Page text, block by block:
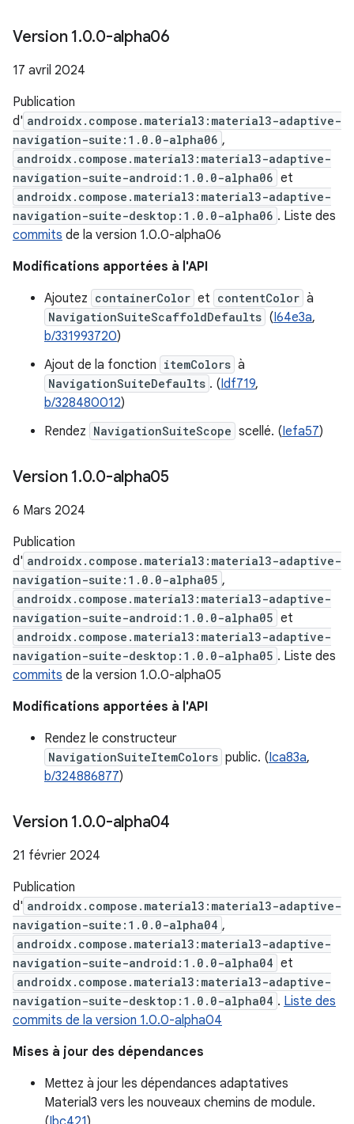
Version 1.0.0-alpha06
17 avril 2024
Publication
d' androidx.compose.material3:material3-adaptive-
navigation-suite:1.0.0-alpha06 ,
androidx.compose.material3:material3-adaptive-
navigation-suite-android:1.0.0-alpha06 et
androidx.compose.material3:material3-adaptive-
navigation-suite-desktop:1.0.0-alpha06 . Liste des
commits de la version 1.0.0-alpha06
Modifications apportées à l'API
Ajoutez containerColor et contentColor à
NavigationSuiteScaffoldDefaults (I64e3a,
b/331993720)
Ajout de la fonction itemColors à
NavigationSuiteDefaults . (Idf719,
b/328480012)
Rendez NavigationSuiteScope scellé. (Iefa57)
Version 1.0.0-alpha05
6 Mars 2024
Publication
d' androidx.compose.material3:material3-adaptive-
navigation-suite:1.0.0-alpha05 ,
androidx.compose.material3:material3-adaptive-
navigation-suite-android:1.0.0-alpha05 et
androidx.compose.material3:material3-adaptive-
navigation-suite-desktop:1.0.0-alpha05 . Liste des
commits de la version 1.0.0-alpha05
Modifications apportées à l'API
Rendez le constructeur
NavigationSuiteItemColors public. (Ica83a,
b/324886877)
Version 1.0.0-alpha04
21 février 2024
Publication
d' androidx.compose.material3:material3-adaptive-
navigation-suite:1.0.0-alpha04 ,
androidx.compose.material3:material3-adaptive-
navigation-suite-android:1.0.0-alpha04 et
androidx.compose.material3:material3-adaptive-
navigation-suite-desktop:1.0.0-alpha04 . Liste des
commits de la version 1.0.0-alpha04
Mises à jour des dépendances
Mettez à jour les dépendances adaptatives
Material3 vers les nouveaux chemins de module.